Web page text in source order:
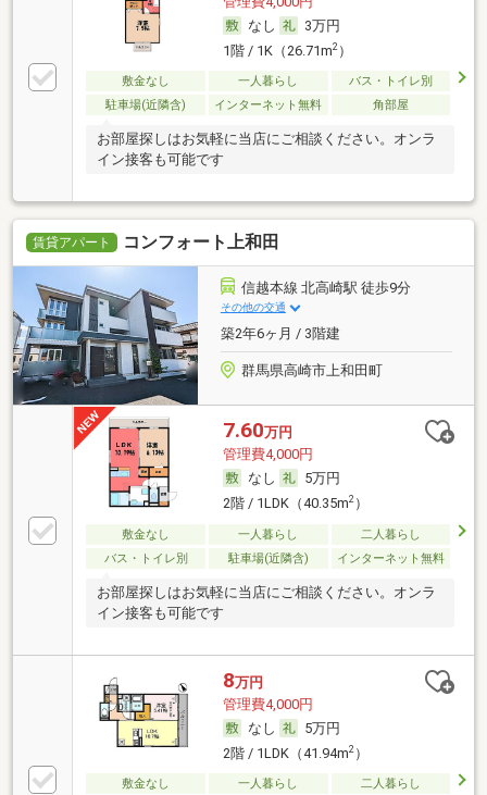
なし
3万円
1階 / 1K（26.71m2）
敷金なし 一人暮らし
バス・トイレ別
駐車場(近隣含)
インターネット無料 角部屋
お部屋探しはお気軽に当店にご相談ください。オンラ
イン接客も可能です
賃貸アパート コンフォート上和田
信越本線 北高崎駅 徒歩9分
その他の交通
築2年6ヶ月 / 3階建
群馬県高崎市上和田町
7.60万円
管理費4,000円
なし
5万円
2階 / 1LDK（40.35m2）
敷金なし 一人暮らし
二人暮らし
バス・トイレ別
駐車場(近隣含) インターネット無料
お部屋探しはお気軽に当店にご相談ください。オンラ
イン接客も可能です
8万円
管理費4,000円
なし
5万円
2階 / 1LDK（41.94m2）
敷金なし 一人暮らし
二人暮らし